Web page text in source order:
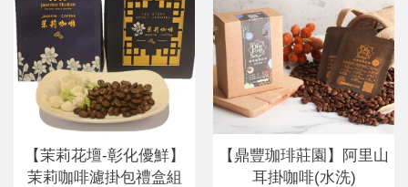
【茉莉花壇-彰化優鮮】
茉莉咖啡濾掛包禮盒組
【鼎豐珈琲莊園】阿里山
耳掛咖啡(水洗)